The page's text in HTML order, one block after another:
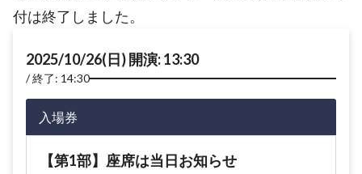
付は終了しました。
2025/10/26(日) 開演: 13:30
終了: 14:30
入場券
【第1部】座席は当日お知らせ